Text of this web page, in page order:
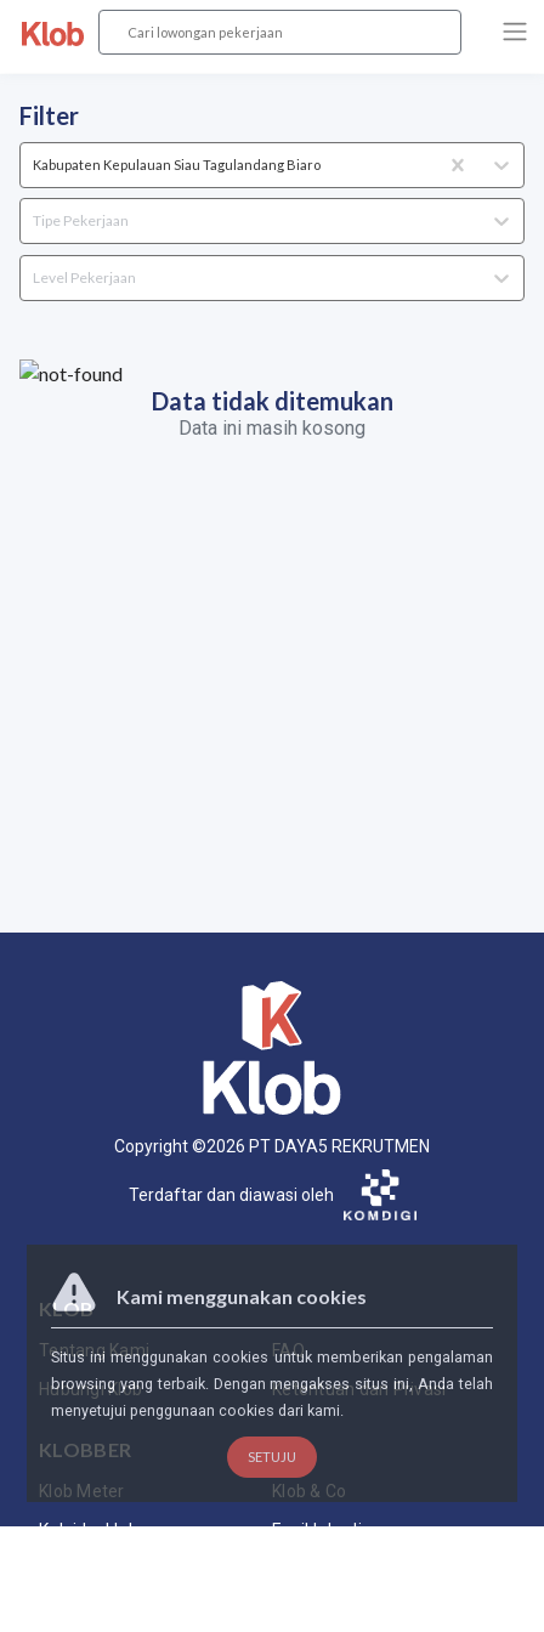
Filter
Kabupaten Kepulauan Siau Tagulandang Biaro
Tipe Pekerjaan
Level Pekerjaan
Data tidak ditemukan
Data ini masih kosong
Copyright ©2026 PT DAYA5 REKRUTMEN
Terdaftar dan diawasi oleh
KLOB
Tentang Kami
FAQ
Hubungi Klob
Ketentuan dan Privasi
KLOBBER
Klob Meter
Klob & Co
Kaleidosklob
Ensiklobedia
Kami menggunakan cookies
Situs ini menggunakan cookies untuk memberikan pengalaman
browsing yang terbaik. Dengan mengakses situs ini, Anda telah
menyetujui penggunaan cookies dari kami.
SETUJU